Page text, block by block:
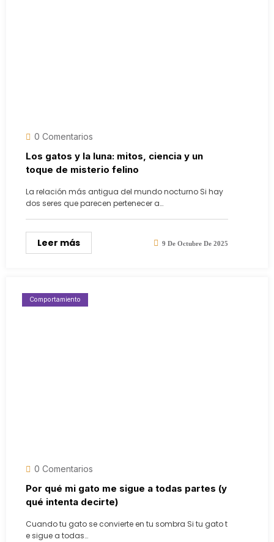
0 Comentarios
Los gatos y la luna: mitos, ciencia y un
toque de misterio felino
La relación más antigua del mundo nocturno Si hay
dos seres que parecen pertenecer a…
Leer más 9 De Octubre De 2025
Comportamiento
0 Comentarios
Por qué mi gato me sigue a todas partes (y
qué intenta decirte)
Cuando tu gato se convierte en tu sombra Si tu gato t
e sigue a todas…